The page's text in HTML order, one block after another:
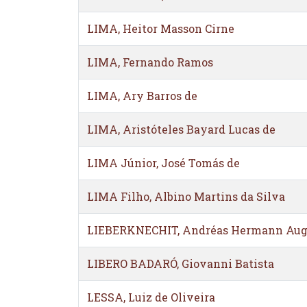
LIMA, Heitor Masson Cirne
LIMA, Fernando Ramos
LIMA, Ary Barros de
LIMA, Aristóteles Bayard Lucas de
LIMA Júnior, José Tomás de
LIMA Filho, Albino Martins da Silva
LIEBERKNECHIT, Andréas Hermann
LIBERO BADARÓ, Giovanni Batista
LESSA, Luiz de Oliveira